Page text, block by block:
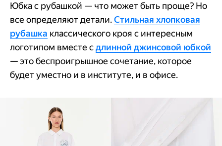
Юбка с рубашкой — что может быть проще? Но
все определяют детали.Стильная хлопковая
рубашка классического кроя с интересным
логотипом вместе сдлинной джинсовой юбкой
— это беспроигрышное сочетание, которое
будет уместно и в институте, и в офисе.